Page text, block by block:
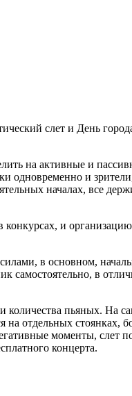
слет и День
на активные и
одновременно и
началах, все
конкурсах, и
в основном,
самостоятельно, в
количества пьяных. На
отдельных стоянках,
моменты, слет
концерта.